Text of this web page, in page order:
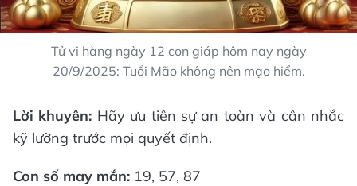
Tử vi hàng ngày 12 con giáp hôm nay ngày
20/9/2025: Tuổi Mão không nên mạo hiểm.
Lời khuyên: Hãy ưu tiên sự an toàn và cân nhắc
kỹ lưỡng trước mọi quyết định.
Con số may mắn: 19, 57, 87